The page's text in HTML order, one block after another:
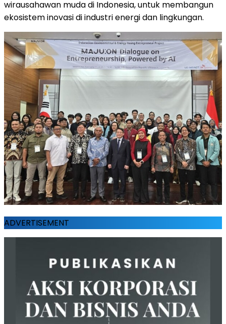
wirausahawan muda di Indonesia, untuk membangun
ekosistem inovasi di industri energi dan lingkungan.
ADVERTISEMENT